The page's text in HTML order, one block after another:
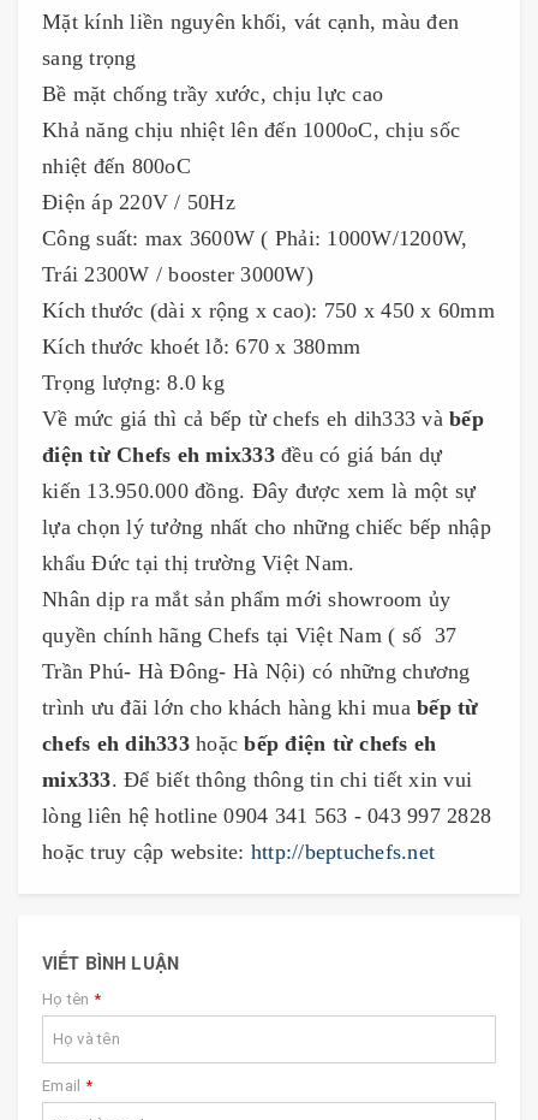
Mặt kính liền nguyên khối, vát cạnh, màu đen
sang trọng
Bề mặt chống trầy xước, chịu lực cao
Khả năng chịu nhiệt lên đến 1000oC, chịu sốc
nhiệt đến 800oC
Điện áp 220V / 50Hz
Công suất: max 3600W ( Phải: 1000W/1200W,
Trái 2300W / booster 3000W)
Kích thước (dài x rộng x cao): 750 x 450 x 60mm
Kích thước khoét lỗ: 670 x 380mm
Trọng lượng: 8.0 kg
Về mức giá thì cả bếp từ chefs eh dih333 và bếp
điện từ Chefs eh mix333đều có giá bán dự
kiến 13.950.000 đồng. Đây được xem là một sự
lựa chọn lý tưởng nhất cho những chiếc bếp nhập
khẩu Đức tại thị trường Việt Nam.
Nhân dịp ra mắt sản phẩm mới showroom ủy
quyền chính hãng Chefs tại Việt Nam ( số 37
Trần Phú- Hà Đông- Hà Nội) có những chương
trình ưu đãi lớn cho khách hàng khi mua bếp từ
chefs eh dih333hoặcbếp điện từ chefs eh
mix333. Để biết thông thông tin chi tiết xin vui
lòng liên hệ hotline 0904 341 563 - 043 997 2828
hoặc truy cập website: http://beptuchefs.net
VIẾT BÌNH LUẬN
Họ tên *
Email *